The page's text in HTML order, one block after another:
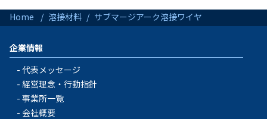
Home 溶接材料 サブマージアーク溶接ワイヤ
企業情報
代表メッセージ
経営理念・行動指針
事業所一覧
会社概要